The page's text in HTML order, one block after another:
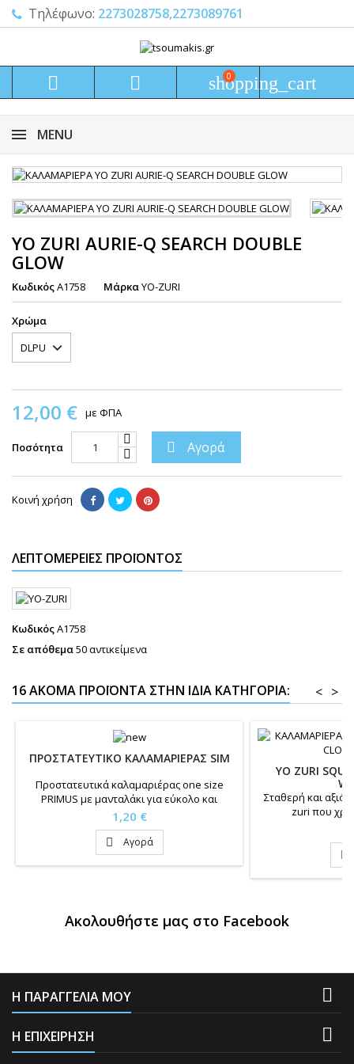
Τηλέφωνο: 2273028758,2273089761
  shopping_cart
0
MENU
YO ZURI AURIE-Q SEARCH DOUBLE
GLOW
ΚωδικόςA1758 ΜάρκαYO-ZURI
Χρώμα
12,00 € με ΦΠΑ
Ποσότητα  Αγορά
Κοινή χρήση
ΛΕΠΤΟΜΈΡΕΙΕΣ ΠΡΟΪΌΝΤΟΣ
ΚωδικόςA1758
Σε απόθεμα50 αντικείμενα
16 ΑΚΌΜΑ ΠΡΟΪΌΝΤΑ ΣΤΗΝ ΊΔΙΑ ΚΑΤΗΓΟΡΊΑ: >
<
ΠΡΟΣΤΑΤΕΥΤΙΚΟ ΚΑΛΑΜΑΡΙΕΡΑΣ SIM
Προστατευτικά καλαμαριέρας one size
PRIMUS με μανταλάκι για εύκολο και
γρήγορο άνοιγμα. Διατίθενται σε
συσκευασία που περιέχει 1 τεμάχιο ροζ
χρώματος και 1 τεμάχιο πορτοκαλί
χρώματος.
Τιμή
1,20 €
 Αγορά
YO ZURI
Σταθερή και
zuri που
Ακολουθήστε μας στο Facebook
Η ΠΑΡΑΓΓΕΛΙΑ ΜΟΥ 
Η ΕΠΙΧΕΙΡΗΣΗ 